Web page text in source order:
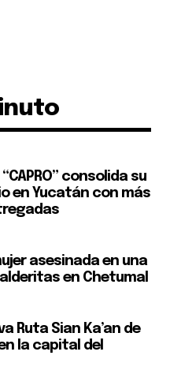
consolida su
en Yucatán con más
asesinada en una
en Chetumal
Ruta Sian Ka’an de
la capital del